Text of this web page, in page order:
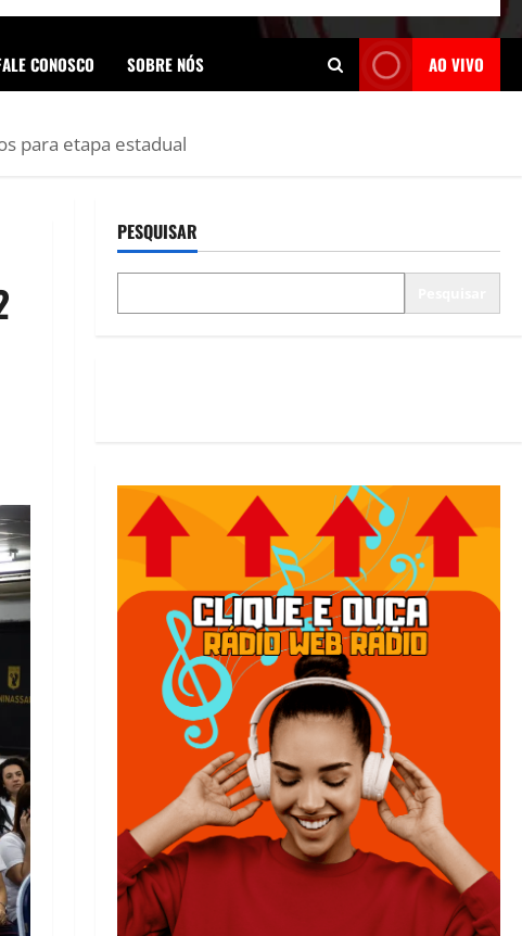
CONOSCO SOBRE NÓS AO VIVO
para etapa estadual
PESQUISAR